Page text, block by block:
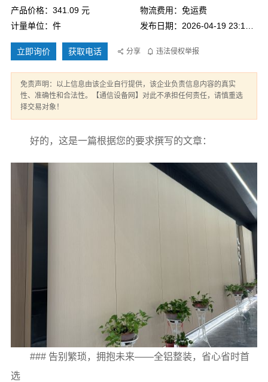
产品价格：341.09 元
物流费用：免运费
计量单位：件
立即询价 获取电话 分享 违法侵权举报
免责声明：以上信息由该企业自行提供，该企业负责信息内容的真实
性、准确性和合法性。【通信设备网】对此不承担任何责任，请慎重选
择交易对象！
好的，这是一篇根据您的要求撰写的文章：
### 告别繁琐，拥抱未来——全铝整装，省心省时首
选